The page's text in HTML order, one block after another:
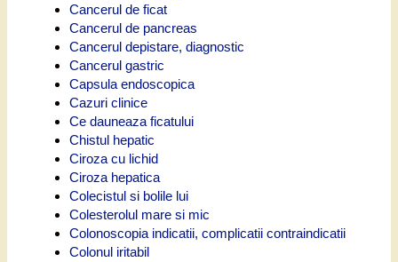
Cancerul de ficat
Cancerul de pancreas
Cancerul depistare, diagnostic
Cancerul gastric
Capsula endoscopica
Cazuri clinice
Ce dauneaza ficatului
Chistul hepatic
Ciroza cu lichid
Ciroza hepatica
Colecistul si bolile lui
Colesterolul mare si mic
Colonoscopia indicatii, complicatii contraindicatii
Colonul iritabil